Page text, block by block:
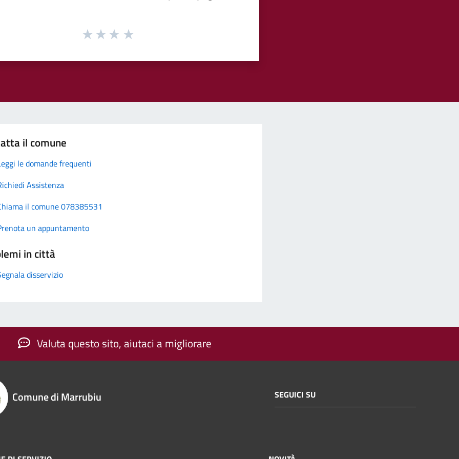
il comune
le domande frequenti
Assistenza
il comune 078385531
un appuntamento
in città
disservizio
Valuta questo sito, aiutaci a migliorare
Comune di Marrubiu SEGUICI SU